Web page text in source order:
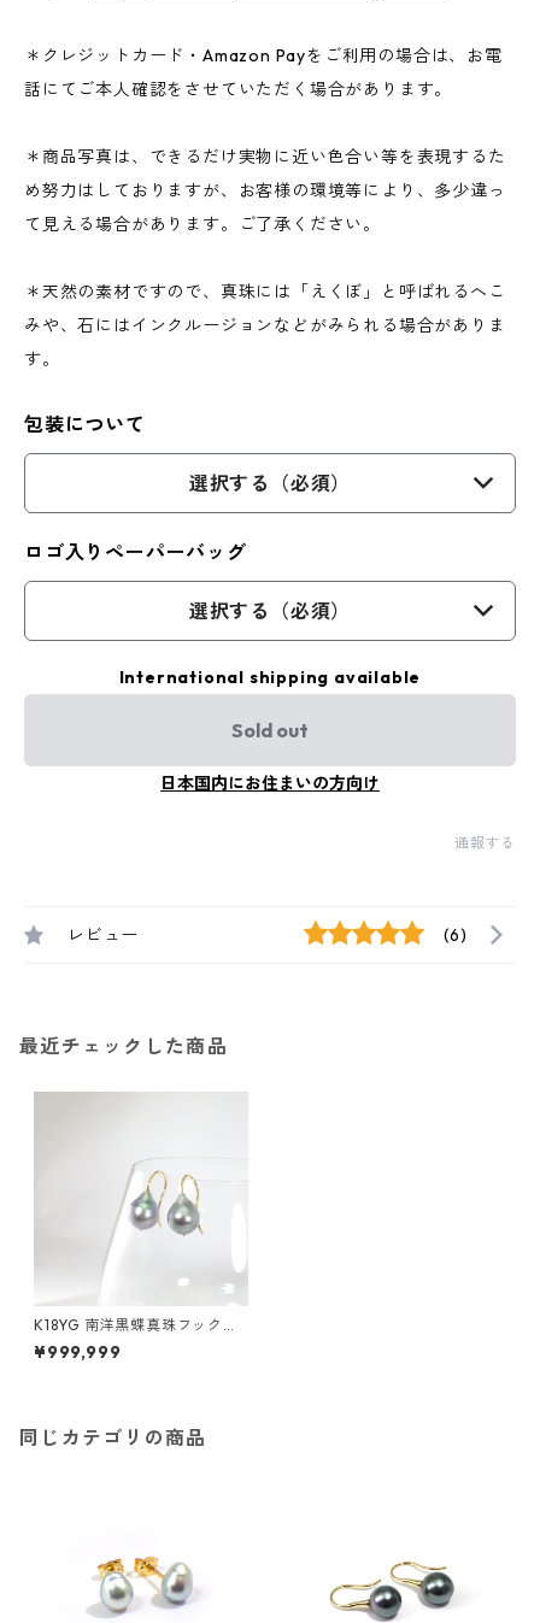
＊クレジットカード・Amazon Payをご利用の場合は、お電
話にてご本人確認をさせていただく場合があります。
＊商品写真は、できるだけ実物に近い色合い等を表現するた
め努力はしておりますが、お客様の環境等により、多少違っ
て見える場合があります。ご了承ください。
＊天然の素材ですので、真珠には「えくぼ」と呼ばれるへこ
みや、石にはインクルージョンなどがみられる場合がありま
す。
包装について
選択する（必須）
ロゴ入りペーパーバッグ
選択する（必須）
International shipping available
Sold out
日本国内にお住まいの方向け
通報する
レビュー (6)
最近チェックした商品
K18YG 南洋黒蝶真珠フックピ
アス ドロップ（KR40605）
¥999,999
同じカテゴリの商品